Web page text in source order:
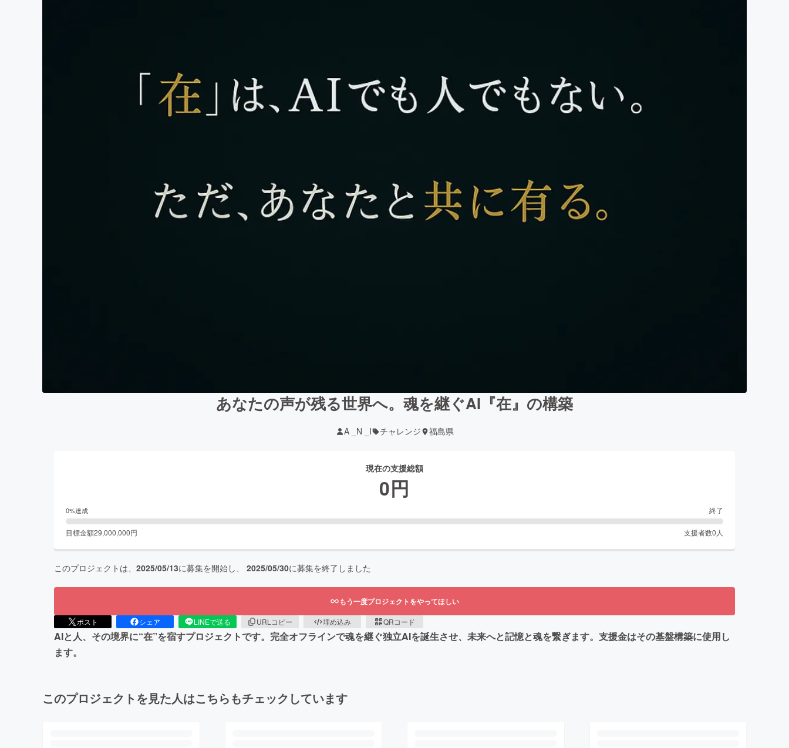
あなたの声が残る世界へ。魂を継ぐAI『在』の構築
A _N _I チャレンジ 福島県
現在の支援総額
0円
0%達成 終了
目標金額29,000,000円 支援者数0 人
このプロジェクトは、 2025/05/13に募集を開始し、 2025/05/30に募集を終了しました
もう一度プロジェクトをやってほしい
ポスト シェア LINEで送る URLコピー 埋め込み QRコード
AIと人、その境界に“在”を宿すプロジェクトです。完全オフラインで魂を継ぐ独立AIを誕生させ、未来へと記憶と魂を繋ぎます。支援金はその基盤構築に使用し
ます。
このプロジェクトを見た人はこちらもチェックしています